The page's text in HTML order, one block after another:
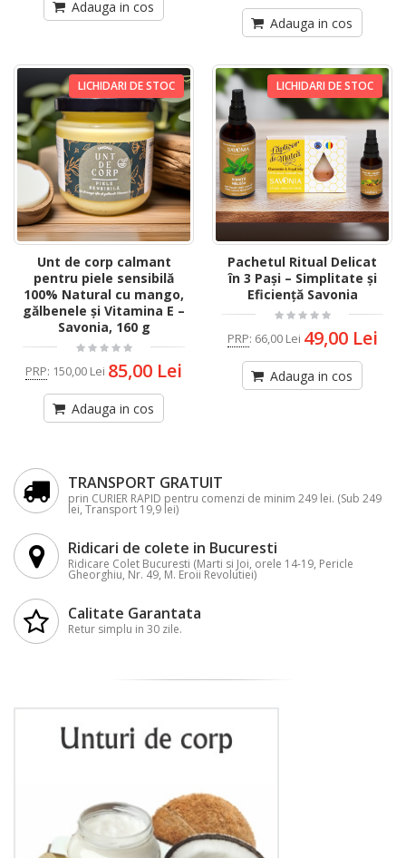
Adauga in cos
Adauga in cos
LICHIDARI DE STOC
Unt de corp calmant
pentru piele sensibilă
100% Natural cu mango,
gălbenele și Vitamina E –
Savonia, 160 g
PRP: 150,00 Lei 85,00 Lei
Adauga in cos
LICHIDARI DE STOC
Pachetul Ritual Delicat
în 3 Pași – Simplitate și
Eficiență Savonia
PRP: 66,00 Lei 49,00 Lei
Adauga in cos
TRANSPORT GRATUIT
prin CURIER RAPID pentru comenzi de minim 249 lei. (Sub 249
lei, Transport 19,9 lei)
Ridicari de colete in Bucuresti
Ridicare Colet Bucuresti (Marti si Joi, orele 14-19, Pericle
Gheorghiu, Nr. 49, M. Eroii Revolutiei)
Calitate Garantata
Retur simplu in 30 zile.